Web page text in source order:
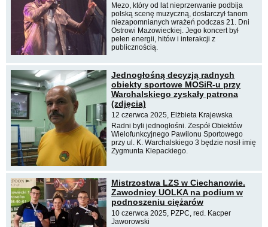
Mezo, który od lat nieprzerwanie podbija
polską scenę muzyczną, dostarczył fanom
niezapomnianych wrażeń podczas 21. Dni
Ostrowi Mazowieckiej. Jego koncert był
pełen energii, hitów i interakcji z
publicznością.
Jednogłośną decyzją radnych
obiekty sportowe MOSiR-u przy
Warchalskiego zyskały patrona
(zdjęcia)
12 czerwca 2025, Elżbieta Krajewska
Radni byli jednogłośni. Zespół Obiektów
Wielofunkcyjnego Pawilonu Sportowego
przy ul. K. Warchalskiego 3 będzie nosił imię
Zygmunta Klepackiego.
Mistrzostwa LZS w Ciechanowie.
Zawodnicy UOLKA na podium w
podnoszeniu ciężarów
10 czerwca 2025, PZPC, red. Kacper
Jaworowski